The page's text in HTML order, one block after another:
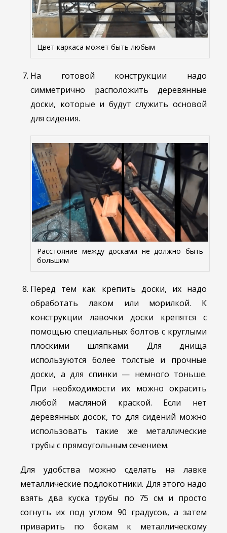
Цвет каркаса может быть любым
На готовой конструкции надо
симметрично расположить деревянные
доски, которые и будут служить основой
для сидения.
Расстояние между досками не должно быть
большим
Перед тем как крепить доски, их надо
обработать лаком или морилкой. К
конструкции лавочки доски крепятся с
помощью специальных болтов с круглыми
плоскими шляпками. Для днища
используются более толстые и прочные
доски, а для спинки — немного тоньше.
При необходимости их можно окрасить
любой масляной краской. Если нет
деревянных досок, то для сидений можно
использовать такие же металлические
трубы с прямоугольным сечением.
Для удобства можно сделать на лавке
металлические подлокотники. Для этого надо
взять два куска трубы по 75 см и просто
согнуть их под углом 90 градусов, а затем
приварить по бокам к металлическому